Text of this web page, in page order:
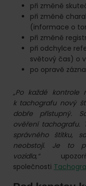
při změně
při změně
(informace o
při změně
při odchylce
světový čas) o
po opravě
„Po každé
k tachografu nový
dobře přístupný.
ověření tachografu.
správného štítku,
neobstojí. Je to
vozidla,“
společnosti